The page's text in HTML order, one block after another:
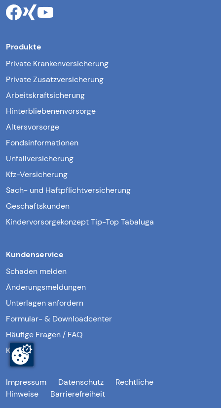
Produkte
Private Krankenversicherung
Private Zusatzversicherung
Arbeitskraftsicherung
Hinterbliebenenvorsorge
Altersvorsorge
Fondsinformationen
Unfallversicherung
Kfz-Versicherung
Sach- und Haftpflichtversicherung
Geschäftskunden
Kindervorsorgekonzept Tip-Top Tabaluga
Kundenservice
Schaden melden
Änderungsmeldungen
Unterlagen anfordern
Formular- & Downloadcenter
Häufige Fragen / FAQ
Kontakt
Impressum Datenschutz
Rechtliche
Hinweise
Barrierefreiheit